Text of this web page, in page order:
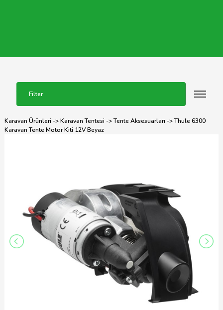
Filter
Karavan Ürünleri ->Karavan Tentesi ->Tente Aksesuarları -> Thule 6300
Karavan Tente Motor Kiti 12V Beyaz